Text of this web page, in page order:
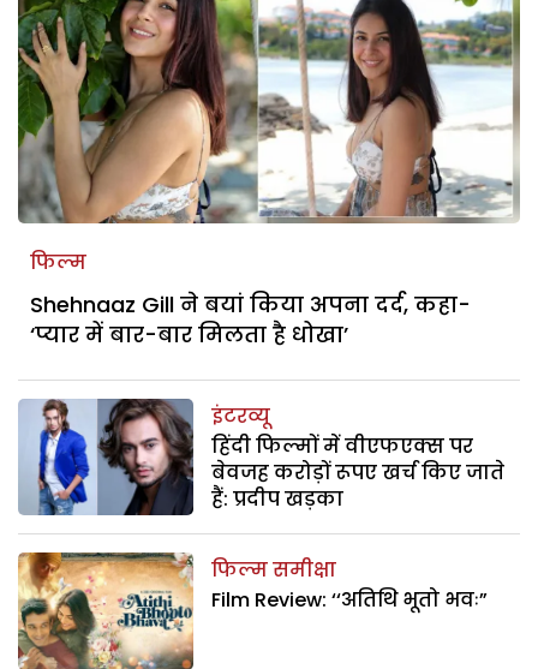
फिल्म
Shehnaaz Gill ने बयां किया अपना दर्द, कहा-
‘प्यार में बार-बार मिलता है धोखा’
इंटरव्यू
हिंदी फिल्मों में वीएफएक्स पर
बेवजह करोड़ों रूपए खर्च किए जाते
हैं: प्रदीप खड़का
फिल्म समीक्षा
Film Review: ‘‘अतिथि भूतो भवः”